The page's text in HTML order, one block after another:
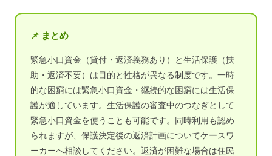
📌 まとめ
緊急小口資金（貸付・返済義務あり）と生活保護（扶
助・返済不要）は目的と性格が異なる制度です。一時
的な困窮には緊急小口資金・継続的な困窮には生活保
護が適しています。生活保護の審査中のつなぎとして
緊急小口資金を使うことも可能です。同時利用も認め
られますが、保護決定後の返済計画についてケースワ
ーカーへ相談してください。返済が困難な場合は住民